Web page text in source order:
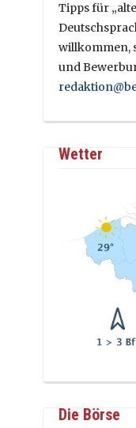
Tipps für
willkommen,
und
Wetter
Die Börse